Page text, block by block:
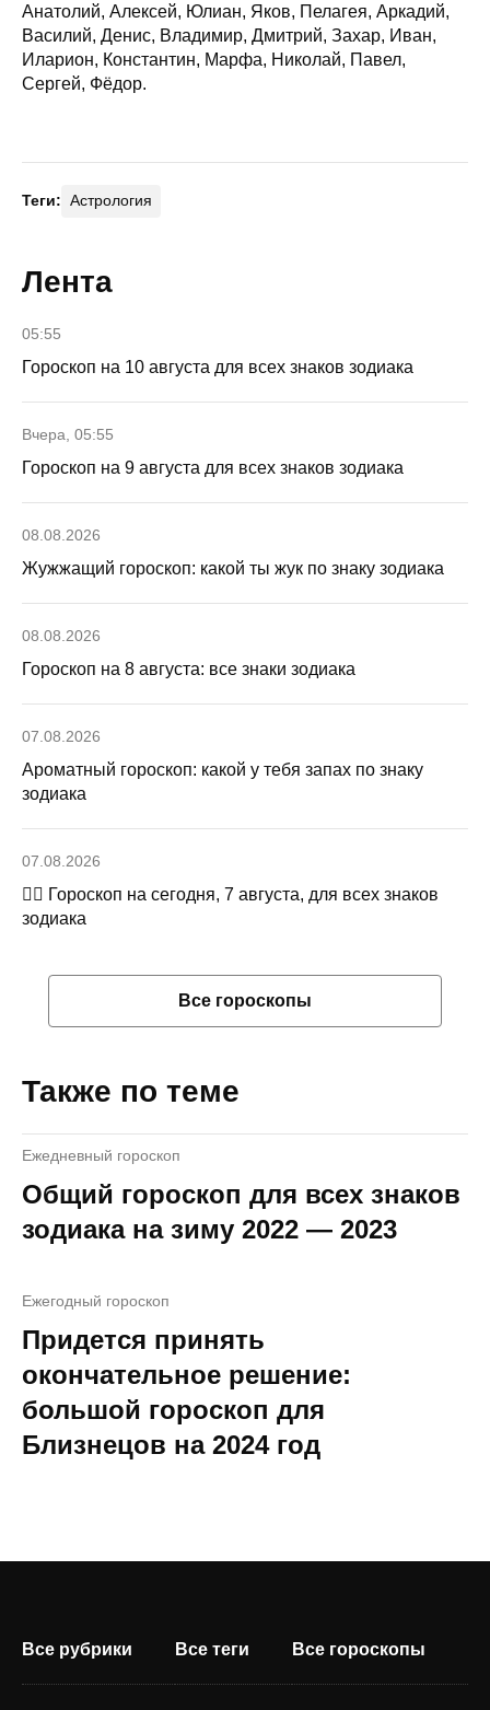
Анатолий, Алексей, Юлиан, Яков, Пелагея, Аркадий,
Василий, Денис, Владимир, Дмитрий, Захар, Иван,
Иларион, Константин, Марфа, Николай, Павел,
Сергей, Фёдор.
Теги: Астрология
Лента
05:55
Гороскоп на 10 августа для всех знаков зодиака
Вчера, 05:55
Гороскоп на 9 августа для всех знаков зодиака
08.08.2026
Жужжащий гороскоп: какой ты жук по знаку зодиака
08.08.2026
Гороскоп на 8 августа: все знаки зодиака
07.08.2026
Ароматный гороскоп: какой у тебя запах по знаку
зодиака
07.08.2026
🧙‍♀ Гороскоп на сегодня, 7 августа, для всех знаков
зодиака
Все гороскопы
Также по теме
Ежедневный гороскоп
Общий гороскоп для всех знаков
зодиака на зиму 2022 — 2023
Ежегодный гороскоп
Придется принять
окончательное решение:
большой гороскоп для
Близнецов на 2024 год
Все рубрики Все теги Все гороскопы